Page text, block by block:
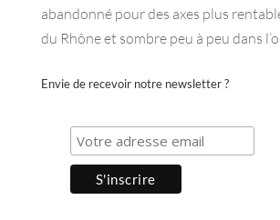
abandonné pour des axes plus
du Rhône et sombre peu à peu dans
Envie de recevoir notre newsletter ?